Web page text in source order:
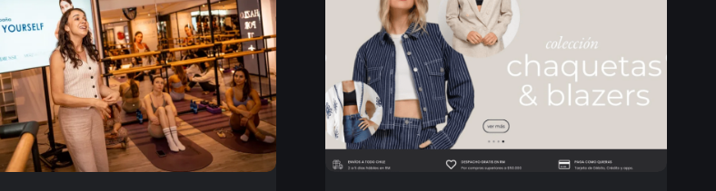
ecommerce
Vrusso